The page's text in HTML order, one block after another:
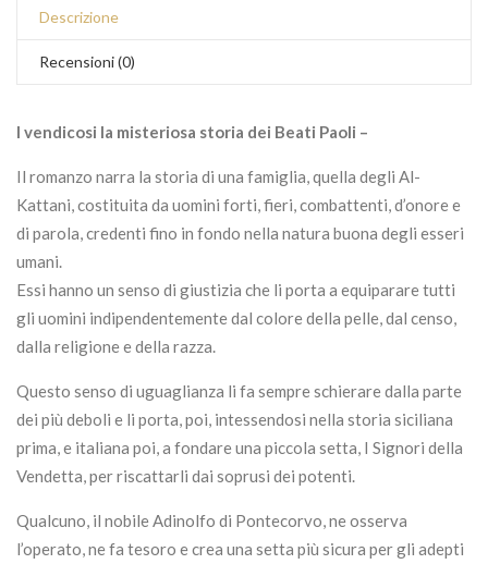
Descrizione
Recensioni (0)
I vendicosi la misteriosa storia dei Beati Paoli –
Il romanzo narra la storia di una famiglia, quella degli Al-
Kattani, costituita da uomini forti, fieri, combattenti, d’onore e
di parola, credenti fino in fondo nella natura buona degli esseri
umani.
Essi hanno un senso di giustizia che li porta a equiparare tutti
gli uomini indipendentemente dal colore della pelle, dal censo,
dalla religione e della razza.
Questo senso di uguaglianza li fa sempre schierare dalla parte
dei più deboli e li porta, poi, intessendosi nella storia siciliana
prima, e italiana poi, a fondare una piccola setta, I Signori della
Vendetta, per riscattarli dai soprusi dei potenti.
Qualcuno, il nobile Adinolfo di Pontecorvo, ne osserva
l’operato, ne fa tesoro e crea una setta più sicura per gli adepti